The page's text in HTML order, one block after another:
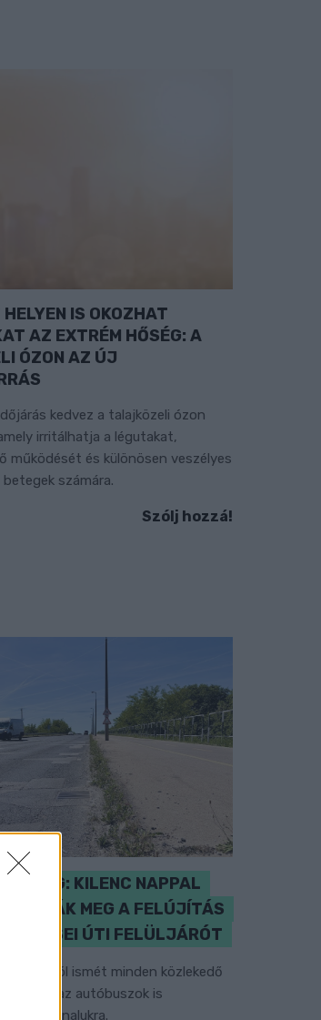
HELYEN IS OKOZHAT
AZ EXTRÉM HŐSÉG: A
ÓZON AZ ÚJ
kedvez a talajközeli ózon
irritálhatja a légutakat,
működését és különösen veszélyes
számára.
Szólj hozzá!
KILENC NAPPAL
NYITJÁK MEG A FELÚJÍTÁS
HECSEI ÚTI FELÜLJÁRÓT
órától ismét minden közlekedő
átkelőt, az autóbuszok is
útvonalukra.